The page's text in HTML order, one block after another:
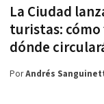
La Ciudad
turistas:
dónde
PorAndrés